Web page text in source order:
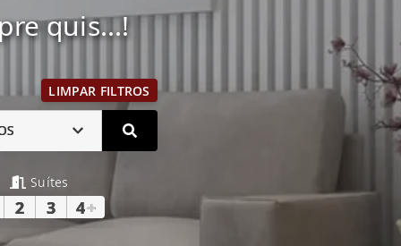
quis...!
LIMPAR FILTROS
Suítes
2 3 4+